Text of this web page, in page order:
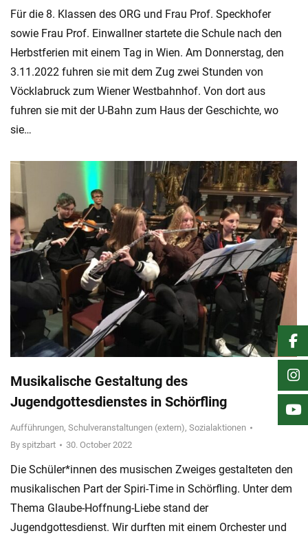
Für die 8. Klassen des ORG und Frau Prof. Speckhofer
sowie Frau Prof. Einwallner startete die Schule nach den
Herbstferien mit einem Tag in Wien. Am Donnerstag, den
3.11.2022 fuhren sie mit dem Zug zwei Stunden von
Vöcklabruck zum Wiener Westbahnhof. Von dort aus
fuhren sie mit der U-Bahn zum Haus der Geschichte, wo
sie…
Musikalische Gestaltung des
Jugendgottesdienstes in Schörfling
Aufführungen, Schulveranstaltungen (extern), Sozialaktionen
By spitzbart 30. October 2022
Die Schüler*innen des musischen Zweiges gestalteten den
musikalischen Part der Spiri-Time in Schörfling. Unter dem
Thema Glaube-Hoffnung-Liebe stand der
Jugendgottesdienst. Wir durften mit einem Orchester und